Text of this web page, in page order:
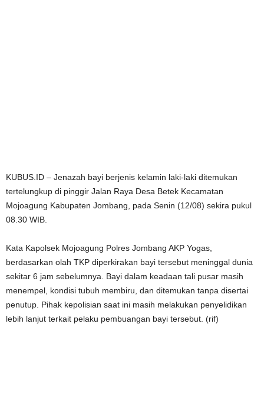
KUBUS.ID – Jenazah bayi berjenis kelamin laki-laki ditemukan
tertelungkup di pinggir Jalan Raya Desa Betek Kecamatan
Mojoagung Kabupaten Jombang, pada Senin (12/08) sekira pukul
08.30 WIB.
Kata Kapolsek Mojoagung Polres Jombang AKP Yogas,
berdasarkan olah TKP diperkirakan bayi tersebut meninggal dunia
sekitar 6 jam sebelumnya. Bayi dalam keadaan tali pusar masih
menempel, kondisi tubuh membiru, dan ditemukan tanpa disertai
penutup. Pihak kepolisian saat ini masih melakukan penyelidikan
lebih lanjut terkait pelaku pembuangan bayi tersebut. (rif)